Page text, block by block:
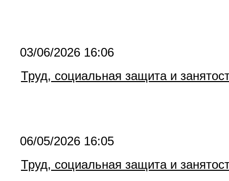
03/06/2026 16:06
Труд, социальная защита и
06/05/2026 16:05
Труд, социальная защита и